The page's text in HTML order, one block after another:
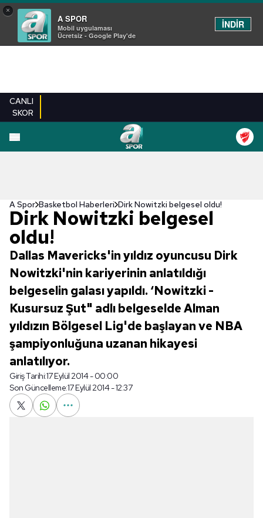
×
A SPOR
Mobil uygulaması
Ücretsiz - Google Play'de
İNDİR
CANLI
SKOR
A Spor Basketbol Haberleri Dirk Nowitzki belgesel oldu!
Dirk Nowitzki belgesel
oldu!
Dallas Mavericks'in yıldız oyuncusu Dirk
Nowitzki'nin kariyerinin anlatıldığı
belgeselin galası yapıldı. ‘Nowitzki -
Kusursuz Şut" adlı belgeselde Alman
yıldızın Bölgesel Lig'de başlayan ve NBA
şampiyonluğuna uzanan hikayesi
anlatılıyor.
Giriş Tarihi:17 Eylül 2014 - 00:00
Son Güncelleme:17 Eylül 2014 - 12:37